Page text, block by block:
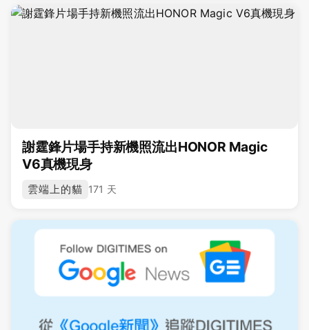
謝霆鋒片場手持新機照流出HONOR Magic
V6真機現身
雲端上的貓 171 天